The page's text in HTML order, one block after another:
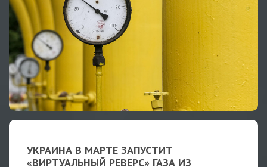
УКРАИНА В МАРТЕ ЗАПУСТИТ
«ВИРТУАЛЬНЫЙ РЕВЕРС» ГАЗА ИЗ